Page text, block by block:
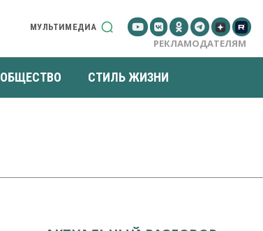
МУЛЬТИМЕДИА
РЕКЛАМОДАТЕЛЯМ
ОБЩЕСТВО СТИЛЬ ЖИЗНИ